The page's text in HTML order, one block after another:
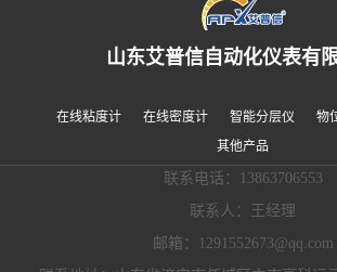
山东艾普信自动化仪表有
在线粘度计 在线密度计 智能分层仪 物
其他产品
联系电话：13863706553
联系人：王经理
邮箱：1291552673@qq.com